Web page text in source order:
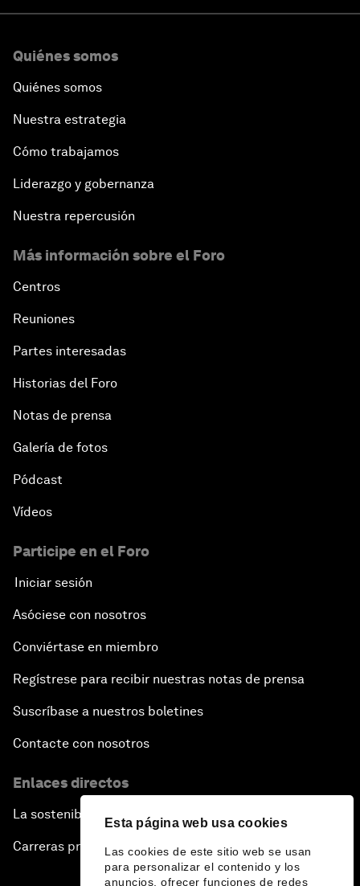
Esta página web usa cookies
Las cookies de este sitio web se usan
para personalizar el contenido y los
anuncios, ofrecer funciones de redes
Quiénes somos
Quiénes somos
Nuestra estrategia
Cómo trabajamos
Liderazgo y gobernanza
Nuestra repercusión
Más información sobre el Foro
Centros
Reuniones
Partes interesadas
Historias del Foro
Notas de prensa
Galería de fotos
Pódcast
Vídeos
Participe en el Foro
Iniciar sesión
Asóciese con nosotros
Conviértase en miembro
Regístrese para recibir nuestras notas de prensa
Suscríbase a nuestros boletines
Contacte con nosotros
Enlaces directos
La sostenibilidad en el Foro
Carreras profesionales